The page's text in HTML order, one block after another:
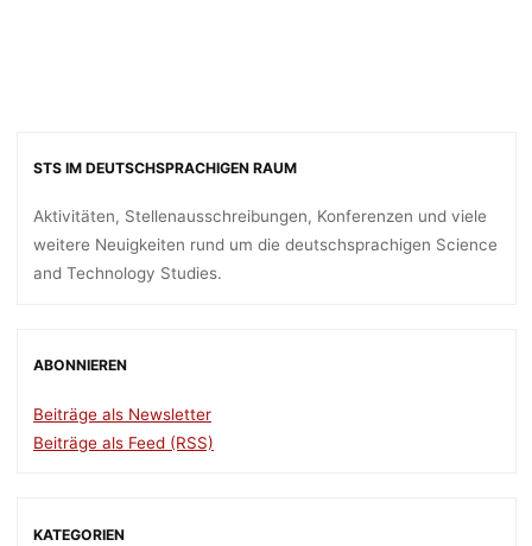
STS IM DEUTSCHSPRACHIGEN RAUM
Aktivitäten, Stellenausschreibungen, Konferenzen und viele
weitere Neuigkeiten rund um die deutschsprachigen Science
and Technology Studies.
ABONNIEREN
Beiträge als Newsletter
Beiträge als Feed (RSS)
KATEGORIEN